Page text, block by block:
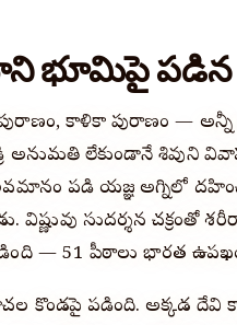
భూమిపై పడిన
కాళికా పురాణం —
అనుమతి లేకుండానే శివుని
పడి యజ్ఞ అగ్నిలో
సుదర్శన చక్రంతో
— 51 పీఠాలు భారత
కొండపై పడింది. అక్కడ దేవి